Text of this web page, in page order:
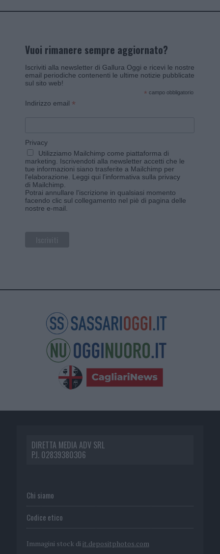
Vuoi rimanere sempre aggiornato?
Iscriviti alla newsletter di Gallura Oggi e ricevi le nostre
email periodiche contenenti le ultime notizie pubblicate
sul sito web!
* campo obbligatorio
Indirizzo email *
Privacy
Utilizziamo Mailchimp come piattaforma di
marketing. Iscrivendoti alla newsletter accetti che le
tue informazioni siano trasferite a Mailchimp per
l'elaborazione. Leggi qui l'informativa sulla privacy
di Mailchimp
Potrai annullare l'iscrizione in qualsiasi momento
facendo clic sul collegamento nel piè di pagina delle
nostre e-mail.
DIRETTA MEDIA ADV SRL
P.I. 02839380306
Chi siamo
Codice etico
Immagini stock di it.depositphotos.com